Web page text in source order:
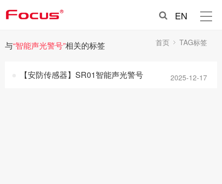
EN
与“智能声光警号”相关的标签 首页 TAG标签
【安防传感器】SR01智能声光警号 2025-12-17